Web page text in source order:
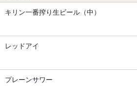
キリン一番搾り生ビール（中）
レッドアイ
プレーンサワー